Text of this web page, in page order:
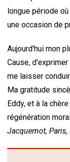
longue période
une occasion de
Aujourd'hui mon
Cause,
me laisser
Ma gratitude
Eddy, et à la
régénération
Jacquemot, Paris,